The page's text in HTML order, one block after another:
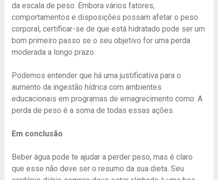
da escala de peso. Embora vários fatores,
comportamentos e disposições possam afetar o peso
corporal, certificar-se de que está hidratado pode ser um
bom primeiro passo se o seu objetivo for uma perda
moderada a longo prazo.
Podemos entender que há uma justificativa para o
aumento da ingestão hídrica com ambientes
educacionais em programas de emagrecimento como: A
perda de peso é a soma de todas essas ações.
Em conclusão
Beber água pode te ajudar a perder peso, mas é claro
que esse não deve ser o resumo da sua dieta. Seu